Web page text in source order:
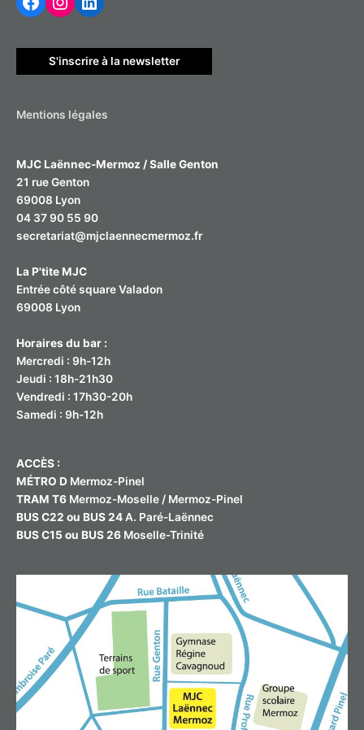
r
h
e
S'inscrire à la newsletter
Mentions légales
MJC Laënnec-Mermoz / Salle Genton
21 rue Genton
69008 Lyon
04 37 90 55 90
secretariat@mjclaennecmermoz.fr
La P'tite MJC
Entrée côté square Valadon
69008 Lyon
Horaires du bar :
Mercredi : 9h-12h
Jeudi : 18h-21h30
Vendredi : 17h30-20h
Samedi : 9h-12h
ACCÈS :
MÉTRO D Mermoz-Pinel
TRAM T6 Mermoz-Moselle / Mermoz-Pinel
BUS C22 ou BUS 24 A. Paré-Laënnec
BUS C15 ou BUS 26 Moselle-Trinité